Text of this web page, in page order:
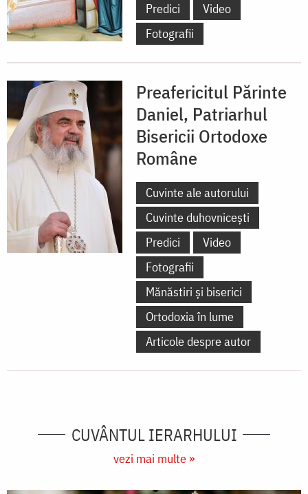
Predici
Video
Fotografii
Preafericitul Părinte
Daniel, Patriarhul
Bisericii Ortodoxe
Române
Cuvinte ale autorului
Cuvinte duhovnicești
Predici
Video
Fotografii
Mănăstiri și biserici
Ortodoxia în lume
Articole despre autor
CUVÂNTUL IERARHULUI
vezi mai multe »